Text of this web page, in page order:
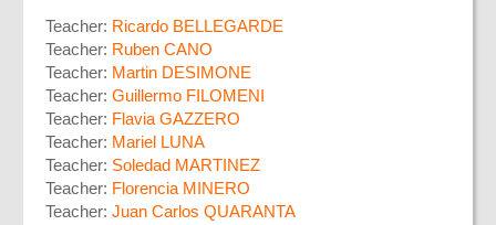
Teacher: Ricardo BELLEGARDE
Teacher: Ruben CANO
Teacher: Martin DESIMONE
Teacher: Guillermo FILOMENI
Teacher: Flavia GAZZERO
Teacher: Mariel LUNA
Teacher: Soledad MARTINEZ
Teacher: Florencia MINERO
Teacher: Juan Carlos QUARANTA